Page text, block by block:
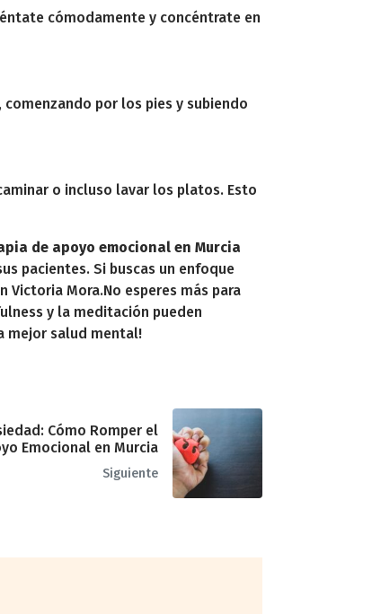
cómodamente y concéntrate en
por los pies y subiendo
o incluso lavar los platos. Esto
de apoyo emocional en Murcia
pacientes. Si buscas un enfoque
Victoria Mora.No esperes más para
y la meditación pueden
mejor salud mental!
Cómo Romper el
Emocional en Murcia
Siguiente